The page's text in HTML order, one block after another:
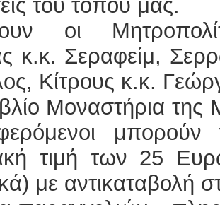
του τόπου μας.
οι
κ.κ. Σεραφείμ,
Κίτρους κ.κ.
Μοναστήρια της
τιμή των 25
με αντικαταβολή